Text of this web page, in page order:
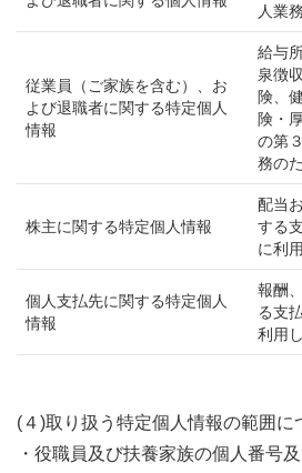
人業
従業員（ご家族を含む）、お
よび退職者に関する特定個人
情報
給与
泉徴
険、
険・
の第
務の
株主に関する特定個人情報
配当
する
に利
個人支払先に関する特定個人
情報
報酬
る支
利用
(４)取り扱う特定個人情報の範囲に
・役職員及び扶養家族の個人番号